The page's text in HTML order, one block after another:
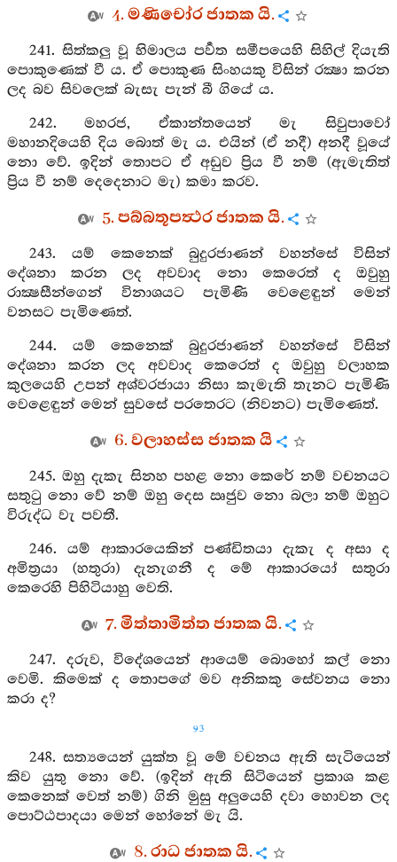
4. මණිචෝර ජාතක යි.
241. සිත්කලු වූ හිමාලය පර්‍වත සමීපයෙහි සිහිල් දියැති
පොකුණෙක් වී ය. ඒ පොකුණ සිංහයකු විසින් රක්‍ෂා කරන
ලද බව සිවලෙක් බැසැ පැන් බී ගියේ ය.
242. මහරජ, ඒකාන්තයෙන් මැ සිවුපාවෝ
මහානදියෙහි දිය බොත් මැ ය. එයින් (ඒ නදී) අනදී වූයේ
නො වේ. ඉදින් තොපට ඒ අඩුව ප්‍රිය වී නම් (ඇමැතිත්
ප්‍රිය වී නම් දෙදෙනාට මැ) කමා කරව.
5. පබ්බතූපත්‍ථර ජාතක යි.
243. යම් කෙනෙක් බුදුරජාණන් වහන්සේ විසින්
දේශනා කරන ලද අවවාද නො කෙරෙත් ද ඔවුහු
රාක්‍ෂසීන්ගෙන් විනාශයට පැමිණි වෙළෙඳුන් මෙන්
වනසට පැමිණෙත්.
244. යම් කෙනෙක් බුදුරජාණන් වහන්සේ විසින්
දේශනා කරන ලද අවවාද කෙරෙත් ද ඔවුහු වලාහක
කුලයෙහි උපන් අශ්වරජායා නිසා කැමැති තැනට පැමිණි
වෙළෙඳුන් මෙන් සුවසේ පරතෙරට (නිවනට) පැමිණෙත්.
6. වලාහස්ස ජාතක යි
245. ඔහු දැකැ සිනහ පහළ නො කෙරේ නම් වචනයට
සතුටු නො වේ නම් ඔහු දෙස ඍජුව නො බලා නම් ඔහුට
විරුද්ධ වැ පවතී.
246. යම් ආකාරයෙකින් පණ්ඩිතයා දැකැ ද අසා ද
අමිත්‍රයා (හතුරා) දැනැගනී ද මේ ආකාරයෝ සතුරා
කෙරෙහි පිහිටියාහු වෙති.
7. මිත්තාමිත්ත ජාතක යි.
247. දරුව, විදේශයෙන් ආයෙම් බොහෝ කල් නො
වෙමි. කිමෙක් ද තොපගේ මව අනිකකු සේවනය නො
කරා ද?
93
248. සත්‍යයෙන් යුක්ත වූ මේ වචනය ඇති සැටියෙන්
කිව යුතු නො වේ. (ඉදින් ඇති සිටියෙන් ප්‍රකාශ කළ
කෙනෙක් වෙත් නම්) ගිනි මුසු අලුයෙහි දවා හොවන ලද
පොට්ඨපාදයා මෙන් හෝනේ මැ යි.
8. රාධ ජාතක යි.